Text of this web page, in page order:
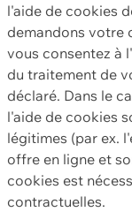
l'aide de cookies
demandons votre
vous consentez à
du traitement de
déclaré. Dans le
l'aide de cookies
légitimes (par ex.
offre en ligne et
cookies est
contractuelles.